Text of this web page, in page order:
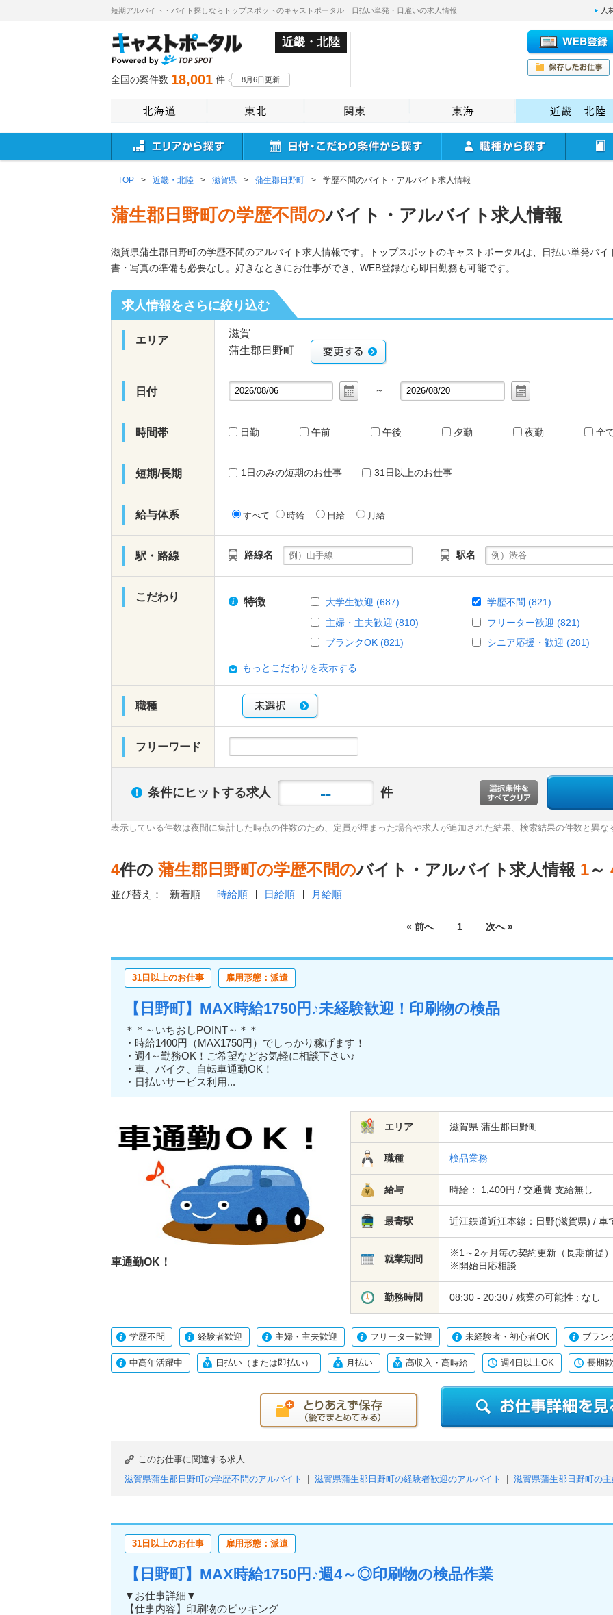
短期アルバイト・バイト探しならトップスポットのキャストポータル｜日払い単発・日雇いの求人情報 人
近畿・北陸
全国の案件数 18,001 件 8月6日更新
TOP > 近畿・北陸 > 滋賀県 > 蒲生郡日野町 > 学歴不問のバイト・アルバイト求人情報
蒲生郡日野町の学歴不問のバイト・アルバイト求人情報
滋賀県蒲生郡日野町の学歴不問のアルバイト求人情報です。トップスポットのキャストポータルは、日払い単発バ
書・写真の準備も必要なし。好きなときにお仕事ができ、WEB登録なら即日勤務も可能です。
求人情報をさらに絞り込む
エリア
滋賀
蒲生郡日野町
日付 ～
時間帯 日勤 午前 午後 夕勤 夜勤 全
短期/長期 1日のみの短期のお仕事 31日以上のお仕事
給与体系 すべて 時給 日給 月給
駅・路線 路線名 駅名
こだわり 特徴 大学生歓迎 (687) 学歴不問 (821)
主婦・主夫歓迎 (810)
フリーター歓迎 (821)
ブランクOK (821)
シニア応援・歓迎 (281)
もっとこだわりを表示する
職種
フリーワード
条件にヒットする求人 -- 件
表示している件数は夜間に集計した時点の件数のため、定員が埋まった場合や求人が追加された結果、検索結果の件数と異な
4件の 蒲生郡日野町の学歴不問のバイト・アルバイト求人情報 1～
並び替え： 新着順 時給順 日給順 月給順
« 前へ 1 次へ »
31日以上のお仕事 雇用形態：派遣
【日野町】MAX時給1750円♪未経験歓迎！印刷物の検品
＊＊～いちおしPOINT～＊＊
・時給1400円（MAX1750円）でしっかり稼げます！
・週4～勤務OK！ご希望などお気軽に相談下さい♪
・車、バイク、自転車通勤OK！
・日払いサービス利用...
車通勤OK！
エリア 滋賀県 蒲生郡日野町
職種 検品業務
給与 時給： 1,400円 / 交通費 支給無し
最寄駅 近江鉄道近江本線：日野(滋賀県) /
就業期間
※1～2ヶ月毎の契約更新（長期前提）
※開始日応相談
勤務時間 08:30 - 20:30 / 残業の可能性 : なし
学歴不問 経験者歓迎 主婦・主夫歓迎 フリーター歓迎 未経験者・初心者OK ブラン
中高年活躍中 日払い（または即払い） 月払い 高収入・高時給 週4日以上OK 長期
このお仕事に関連する求人
滋賀県蒲生郡日野町の学歴不問のアルバイト
滋賀県蒲生郡日野町の経験者歓迎のアルバイト
滋賀県蒲生郡日野町の
滋賀県蒲生郡日野町の日払い（または即払い）のアルバイト
滋賀県蒲生郡日野町の月払いのアルバイト
滋賀県蒲生
滋賀県蒲生郡日野町の週4日以上OKのアルバイト
31日以上のお仕事 雇用形態：派遣
【日野町】MAX時給1750円♪週4～◎印刷物の検品作業
▼お仕事詳細▼
【仕事内容】印刷物のピッキング